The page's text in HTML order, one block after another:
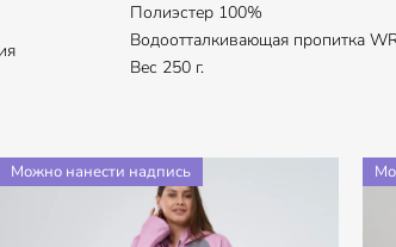
Полиэстер 100%
Водоотталкивающая пропитка
Вес 250 г.
Можно нанести надпись